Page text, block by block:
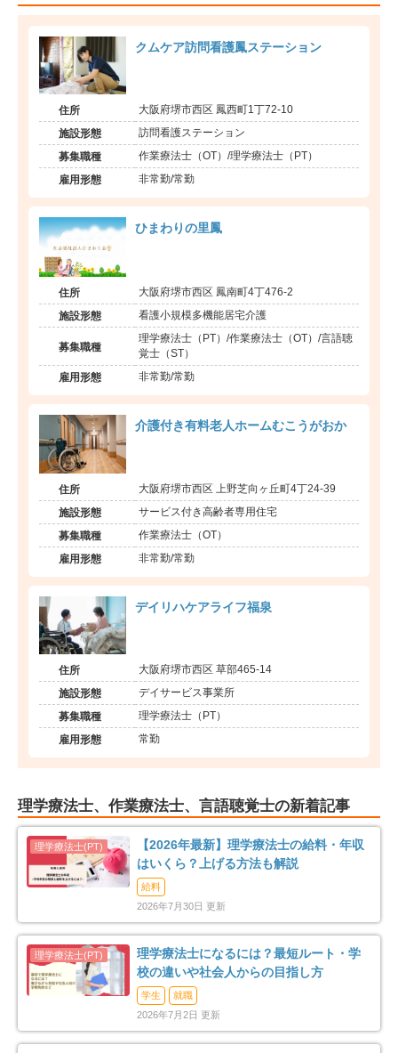
クムケア訪問看護鳳ステーション
住所 大阪府堺市西区 鳳西町1丁72-10
施設形態 訪問看護ステーション
募集職種 作業療法士（OT）/理学療法士（PT）
雇用形態 非常勤/常勤
ひまわりの里鳳
住所 大阪府堺市西区 鳳南町4丁476-2
施設形態 看護小規模多機能居宅介護
募集職種
理学療法士（PT）/作業療法士（OT）/言語聴
覚士（ST）
雇用形態 非常勤/常勤
介護付き有料老人ホームむこうがおか
住所 大阪府堺市西区 上野芝向ヶ丘町4丁24-39
施設形態 サービス付き高齢者専用住宅
募集職種 作業療法士（OT）
雇用形態 非常勤/常勤
デイリハケアライフ福泉
住所 大阪府堺市西区 草部465-14
施設形態 デイサービス事業所
募集職種 理学療法士（PT）
雇用形態 常勤
理学療法士、作業療法士、言語聴覚士の新着記事
【2026年最新】理学療法士の給料・年収
はいくら？上げる方法も解説
給料
2026年7月30日 更新
理学療法士になるには？最短ルート・学
校の違いや社会人からの目指し方
学生
就職
2026年7月2日 更新